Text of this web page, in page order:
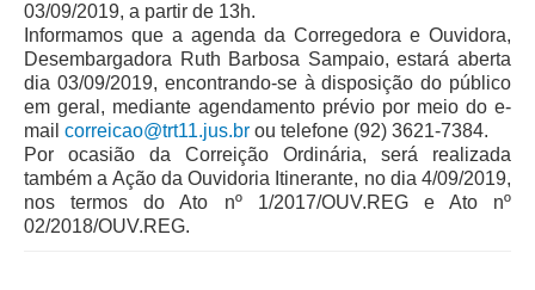
Turmas
Varas do Trabalho
Juízes Manaus
Juízes Roraima
Juízes Interior
Juízes Substitutos
03/09/2019, a partir de 13h.
Informamos que a agenda da Corregedora e Ouvidora,
Desembargadora Ruth Barbosa Sampaio, estará aberta
dia 03/09/2019, encontrando-se à disposição do público
em geral, mediante agendamento prévio por meio do e-
mail correicao@trt11.jus.br ou telefone (92) 3621-7384.
Por ocasião da Correição Ordinária, será realizada
também a Ação da Ouvidoria Itinerante, no dia 4/09/2019,
nos termos do Ato nº 1/2017/OUV.REG e Ato nº
02/2018/OUV.REG.